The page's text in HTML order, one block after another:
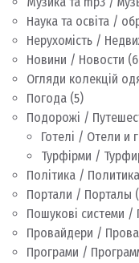
Наука та освіта /
Нерухомість /
Новини / Новости
Огляди колекцій
Погода (5)
Подорожі /
Готелі / Отели и
Турфірми /
Політика / Политика
Портали / Порталы
Пошукові системи
Провайдери /
Програми /